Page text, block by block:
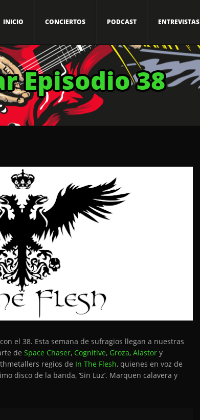
INICIO CONCIERTOS PODCAST ENTREVISTAS
Episodio 38
el 38. Esta semana de sufragios llegan a nuestras
de Space Chaser, Cognitive, Groza, Alastor y
regios de In The Flesh, quienes en voz de
disco de la banda, ‘Sin Luz’. Marquen calavera y